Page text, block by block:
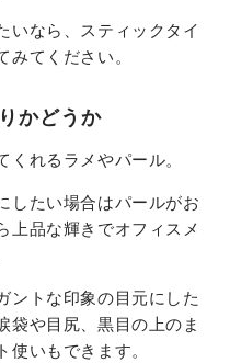
いなら、スティックタイ
てください。
かどうか
れるラメやパール。
したい場合はパールがお
上品な輝きでオフィスメ
ントな印象の目元にした
袋や目尻、黒目の上のま
いもできます。